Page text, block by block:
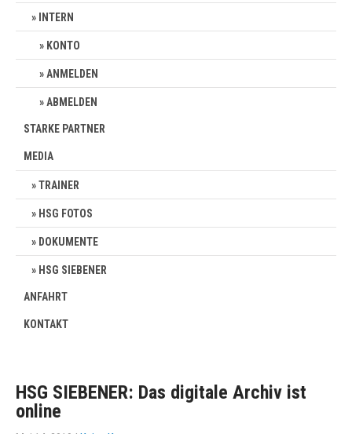
INTERN
KONTO
ANMELDEN
ABMELDEN
STARKE PARTNER
MEDIA
TRAINER
HSG FOTOS
DOKUMENTE
HSG SIEBENER
ANFAHRT
KONTAKT
HSG SIEBENER: Das digitale Archiv ist
online